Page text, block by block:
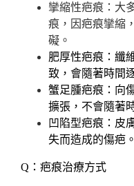
攣縮性疤痕：大
痕，因疤痕攣縮
礙。
肥厚性疤痕：纖
致，會隨著時間
蟹足腫疤痕：向
擴張，不會隨著
凹陷型疤痕：皮
失而造成的傷疤。
Q：疤痕治療方式